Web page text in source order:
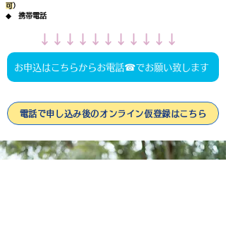
可）
◆ 携帯電話
​↓↓↓↓↓↓↓↓↓↓↓
お申込はこちらからお電話☎でお願い致します
電話で申し込み後のオンライン仮登録はこちら